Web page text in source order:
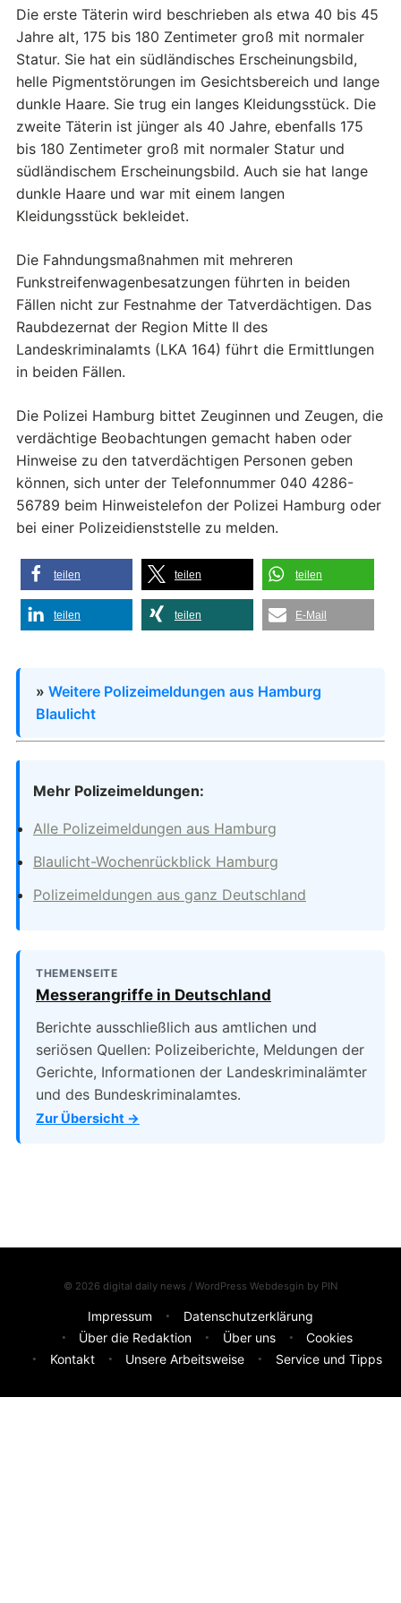
Die erste Täterin wird beschrieben als etwa 40 bis 45
Jahre alt, 175 bis 180 Zentimeter groß mit normaler
Statur. Sie hat ein südländisches Erscheinungsbild,
helle Pigmentstörungen im Gesichtsbereich und lange
dunkle Haare. Sie trug ein langes Kleidungsstück. Die
zweite Täterin ist jünger als 40 Jahre, ebenfalls 175
bis 180 Zentimeter groß mit normaler Statur und
südländischem Erscheinungsbild. Auch sie hat lange
dunkle Haare und war mit einem langen
Kleidungsstück bekleidet.
Die Fahndungsmaßnahmen mit mehreren
Funkstreifenwagenbesatzungen führten in beiden
Fällen nicht zur Festnahme der Tatverdächtigen. Das
Raubdezernat der Region Mitte II des
Landeskriminalamts (LKA 164) führt die Ermittlungen
in beiden Fällen.
Die Polizei Hamburg bittet Zeuginnen und Zeugen, die
verdächtige Beobachtungen gemacht haben oder
Hinweise zu den tatverdächtigen Personen geben
können, sich unter der Telefonnummer 040 4286-
56789 beim Hinweistelefon der Polizei Hamburg oder
bei einer Polizeidienststelle zu melden.
teilen teilen teilen
teilen teilen E-Mail
» Weitere Polizeimeldungen aus Hamburg
Blaulicht
Mehr Polizeimeldungen:
Alle Polizeimeldungen aus Hamburg
Blaulicht-Wochenrückblick Hamburg
Polizeimeldungen aus ganz Deutschland
THEMENSEITE
Messerangriffe in Deutschland
Berichte ausschließlich aus amtlichen und
seriösen Quellen: Polizeiberichte, Meldungen der
Gerichte, Informationen der Landeskriminalämter
und des Bundeskriminalamtes.
Zur Übersicht →
© 2026 digital daily news / WordPress Webdesgin by PIN
Impressum
Datenschutzerklärung
Über die Redaktion
Über uns
Cookies
Kontakt
Unsere Arbeitsweise Service und Tipps